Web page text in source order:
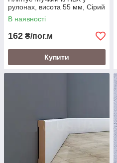
рулонах, висота 55 мм, Сірий
В наявності
162 ₴/пог.м
Купити